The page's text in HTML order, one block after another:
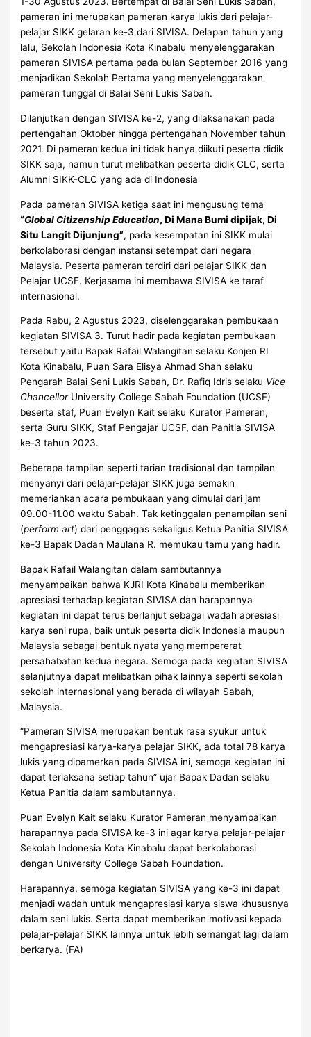
pameran ini merupakan pameran karya lukis dari pelajar-
pelajar SIKK gelaran ke-3 dari SIVISA. Delapan tahun yang
lalu, Sekolah Indonesia Kota Kinabalu menyelenggarakan
pameran SIVISA pertama pada bulan September 2016 yang
menjadikan Sekolah Pertama yang menyelenggarakan
pameran tunggal di Balai Seni Lukis Sabah.
Dilanjutkan dengan SIVISA ke-2, yang dilaksanakan pada
pertengahan Oktober hingga pertengahan November tahun
2021. Di pameran kedua ini tidak hanya diikuti peserta didik
SIKK saja, namun turut melibatkan peserta didik CLC, serta
Alumni SIKK-CLC yang ada di Indonesia
Pada pameran SIVISA ketiga saat ini mengusung tema
“Global Citizenship Education, Di Mana Bumi dipijak, Di
Situ Langit Dijunjung”, pada kesempatan ini SIKK mulai
berkolaborasi dengan instansi setempat dari negara
Malaysia. Peserta pameran terdiri dari pelajar SIKK dan
Pelajar UCSF. Kerjasama ini membawa SIVISA ke taraf
internasional.
Pada Rabu, 2 Agustus 2023, diselenggarakan pembukaan
kegiatan SIVISA 3. Turut hadir pada kegiatan pembukaan
tersebut yaitu Bapak Rafail Walangitan selaku Konjen RI
Kota Kinabalu, Puan Sara Elisya Ahmad Shah selaku
Pengarah Balai Seni Lukis Sabah, Dr. Rafiq Idris selaku Vice
ChancellorUniversity College Sabah Foundation (UCSF)
beserta staf, Puan Evelyn Kait selaku Kurator Pameran,
serta Guru SIKK, Staf Pengajar UCSF, dan Panitia SIVISA
ke-3 tahun 2023.
Beberapa tampilan seperti tarian tradisional dan tampilan
menyanyi dari pelajar-pelajar SIKK juga semakin
memeriahkan acara pembukaan yang dimulai dari jam
09.00-11.00 waktu Sabah. Tak ketinggalan penampilan seni
(perform art) dari penggagas sekaligus Ketua Panitia SIVISA
ke-3 Bapak Dadan Maulana R. memukau tamu yang hadir.
Bapak Rafail Walangitan dalam sambutannya
menyampaikan bahwa KJRI Kota Kinabalu memberikan
apresiasi terhadap kegiatan SIVISA dan harapannya
kegiatan ini dapat terus berlanjut sebagai wadah apresiasi
karya seni rupa, baik untuk peserta didik Indonesia maupun
Malaysia sebagai bentuk nyata yang mempererat
persahabatan kedua negara. Semoga pada kegiatan SIVISA
selanjutnya dapat melibatkan pihak lainnya seperti sekolah
sekolah internasional yang berada di wilayah Sabah,
Malaysia.
“Pameran SIVISA merupakan bentuk rasa syukur untuk
mengapresiasi karya-karya pelajar SIKK, ada total 78 karya
lukis yang dipamerkan pada SIVISA ini, semoga kegiatan ini
dapat terlaksana setiap tahun” ujar Bapak Dadan selaku
Ketua Panitia dalam sambutannya.
Puan Evelyn Kait selaku Kurator Pameran menyampaikan
harapannya pada SIVISA ke-3 ini agar karya pelajar-pelajar
Sekolah Indonesia Kota Kinabalu dapat berkolaborasi
dengan University College Sabah Foundation.
Harapannya, semoga kegiatan SIVISA yang ke-3 ini dapat
menjadi wadah untuk mengapresiasi karya siswa khususnya
dalam seni lukis. Serta dapat memberikan motivasi kepada
pelajar-pelajar SIKK lainnya untuk lebih semangat lagi dalam
berkarya. (FA)